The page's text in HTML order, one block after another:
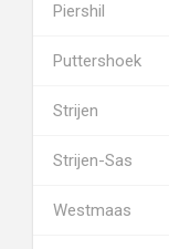
Piershil
Puttershoek
Strijen
Strijen-Sas
Westmaas